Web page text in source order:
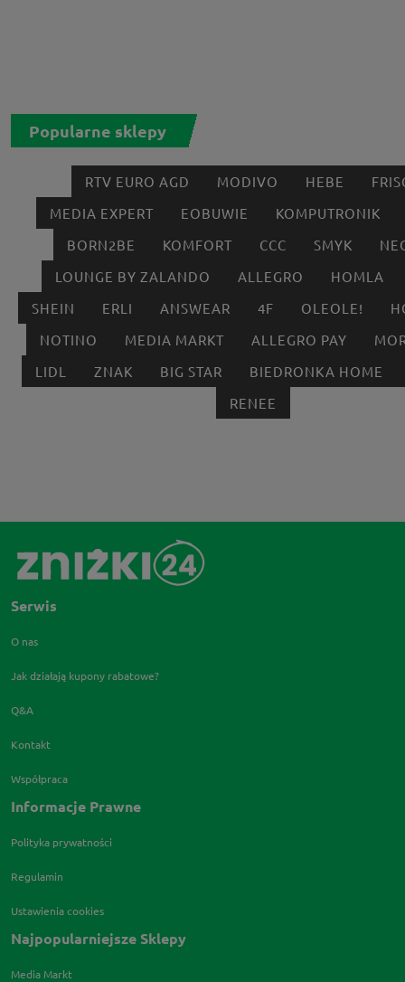
Popularne sklepy
RTV EURO AGD MODIVO HEBE
MEDIA EXPERT
EOBUWIE
KOMPUTRONIK
BORN2BE
KOMFORT CCC SMYK
LOUNGE BY ZALANDO
ALLEGRO
HOMLA
SHEIN
ERLI ANSWEAR 4F OLEOLE!
NOTINO
MEDIA MARKT ALLEGRO PAY
LIDL
ZNAK BIG STAR
BIEDRONKA HOME
RENEE
Serwis
O nas
Jak działają kupony rabatowe?
Q&A
Kontakt
Współpraca
Informacje Prawne
Polityka prywatności
Regulamin
Ustawienia cookies
Najpopularniejsze Sklepy
Media Markt